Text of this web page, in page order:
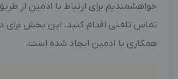
خواهشمندیم برای ارتباط با ادمین از
تماس تلفنی اقدام کنید، این بخش برای
همکاری با ادمین ایجاد شده است.